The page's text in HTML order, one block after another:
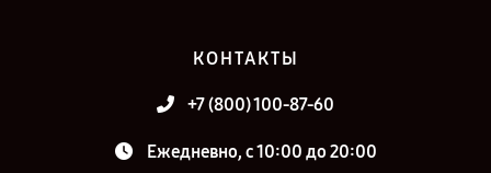
КОНТАКТЫ
+7 (800) 100-87-60
Ежедневно, с 10:00 до 20:00